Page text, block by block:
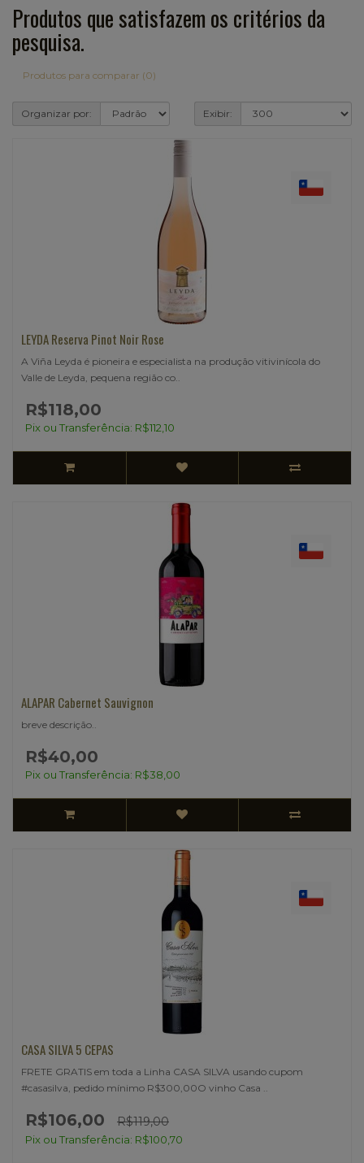
Produtos que satisfazem os critérios da
pesquisa.
Produtos para comparar (0)
Organizar por: Exibir:
LEYDA Reserva Pinot Noir Rose
A Viña Leyda é pioneira e especialista na produção vitivinícola do
Valle de Leyda, pequena região co..
R$118,00
Pix ou Transferência: R$112,10
ALAPAR Cabernet Sauvignon
breve descrição..
R$40,00
Pix ou Transferência: R$38,00
CASA SILVA 5 CEPAS
FRETE GRATIS em toda a Linha CASA SILVA usando cupom
#casasilva, pedido mínimo R$300,00O vinho Casa ..
R$106,00 R$119,00
Pix ou Transferência: R$100,70